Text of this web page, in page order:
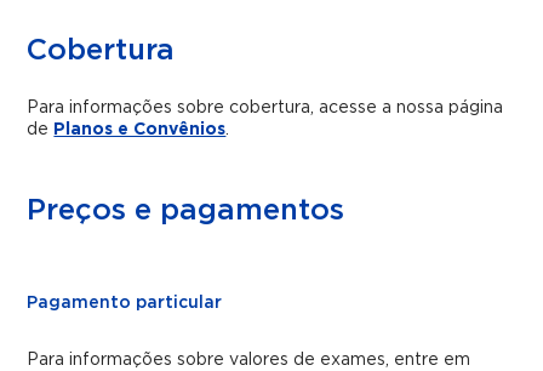
Cobertura
Para informações sobre cobertura, acesse a nossa página
de Planos e Convênios.
Preços e pagamentos
Pagamento particular
Para informações sobre valores de exames, entre em